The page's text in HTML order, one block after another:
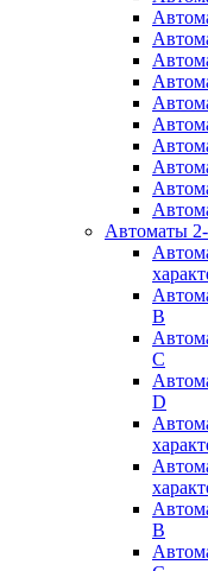
Автоматы
B
C
D
B